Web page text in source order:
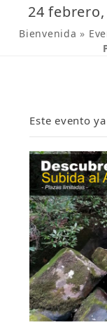
24 febrero,
Bienvenida »
Este evento